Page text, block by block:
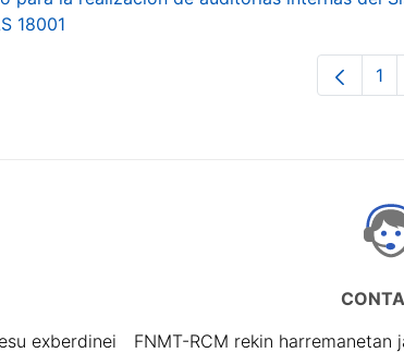
18001
1
exberdinei
FNMT-RCM rekin